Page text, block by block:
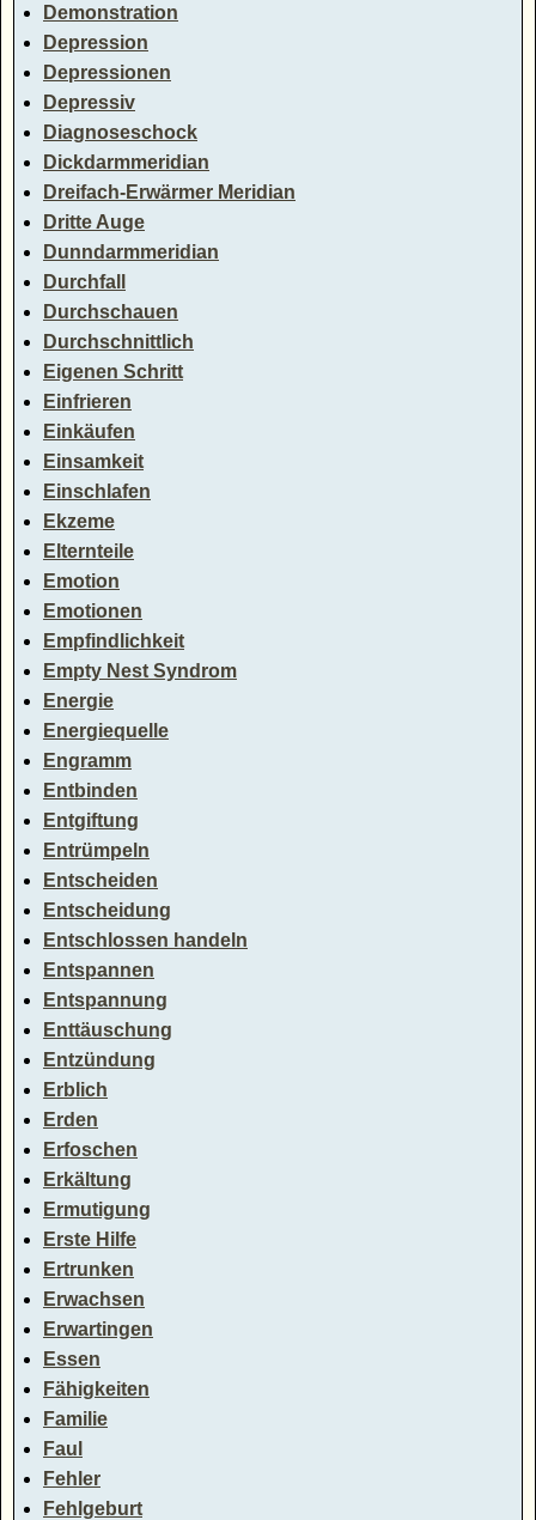
Demonstration
Depression
Depressionen
Depressiv
Diagnoseschock
Dickdarmmeridian
Dreifach-Erwärmer Meridian
Dritte Auge
Dunndarmmeridian
Durchfall
Durchschauen
Durchschnittlich
Eigenen Schritt
Einfrieren
Einkäufen
Einsamkeit
Einschlafen
Ekzeme
Elternteile
Emotion
Emotionen
Empfindlichkeit
Empty Nest Syndrom
Energie
Energiequelle
Engramm
Entbinden
Entgiftung
Entrümpeln
Entscheiden
Entscheidung
Entschlossen handeln
Entspannen
Entspannung
Enttäuschung
Entzündung
Erblich
Erden
Erfoschen
Erkältung
Ermutigung
Erste Hilfe
Ertrunken
Erwachsen
Erwartingen
Essen
Fähigkeiten
Familie
Faul
Fehler
Fehlgeburt